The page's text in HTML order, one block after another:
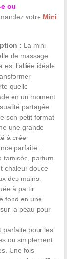
ou
votre Mini
: La mini
de massage
est l’alliée idéale
quelle
en un moment
partagée.
son petit format
une grande
à créer
parfaite :
tamisée, parfum
chaleur douce
des mains.
à partir
fond en une
la peau pour
parfaite pour les
ou simplement
Une fois